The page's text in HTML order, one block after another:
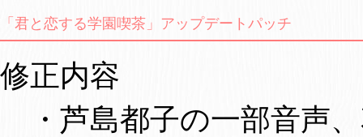
「君と恋する学園喫茶」アップデートパッチ
修正内容
・芦島都子の一部音声